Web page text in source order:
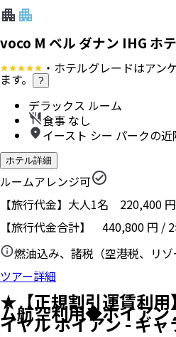
voco M ベル ダナン IHG ホ
・ホテルグレードはアン
ます。 ?
デラックス ルーム
食事 なし
イースト シー パークの近
ホテル詳細
ルームアレンジ可
【旅行代金】大人1名 220,400 円
【旅行代金合計】 440,800 円 / 2
燃油込み、諸税（空港税、リ
ツアー詳細
★【正規割引運賃利
ム航空利用◆ホイア
イヤル ホイアン - ギャ